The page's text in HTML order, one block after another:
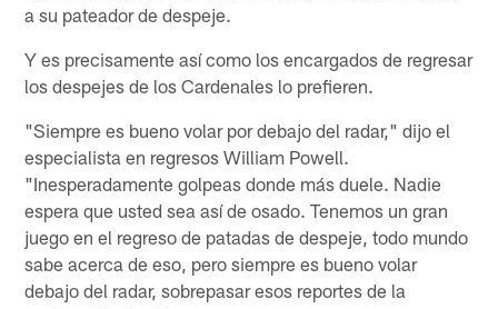
a su pateador de despeje.
Y es precisamente así como los encargados de regresar
los despejes de los Cardenales lo prefieren.
"Siempre es bueno volar por debajo del radar," dijo el
especialista en regresos William Powell.
"Inesperadamente golpeas donde más duele. Nadie
espera que usted sea así de osado. Tenemos un gran
juego en el regreso de patadas de despeje, todo mundo
sabe acerca de eso, pero siempre es bueno volar
debajo del radar, sobrepasar esos reportes de la